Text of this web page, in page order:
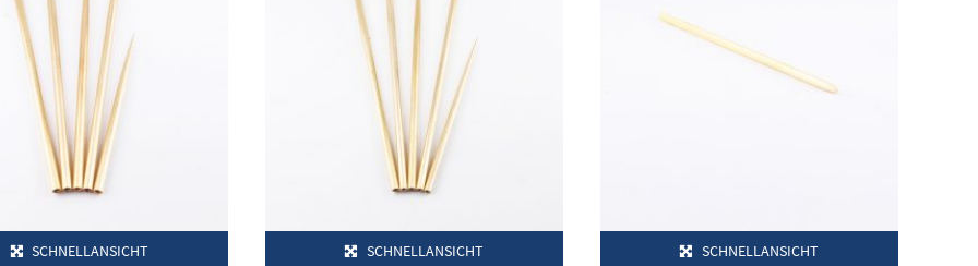
SCHNELLANSICHT SCHNELLANSICHT SCHNELLANSICHT